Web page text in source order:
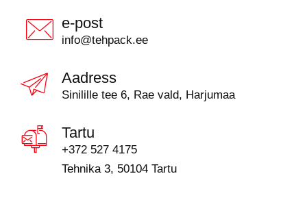
e-post
info@tehpack.ee
Aadress
Sinilille tee 6, Rae vald, Harjumaa
Tartu
+372 527 4175
Tehnika 3, 50104 Tartu